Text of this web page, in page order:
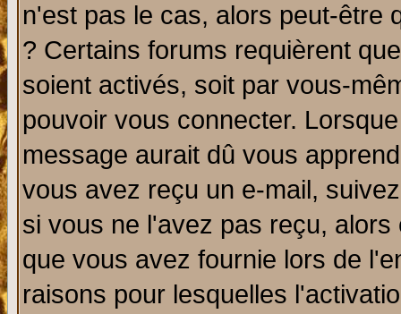
n'est pas le cas, alors peut-être
? Certains forums requièrent
soient activés, soit par vous-
pouvoir vous connecter.
message aurait dû vous
vous avez reçu un e-mail,
si vous ne l'avez pas reçu,
que vous avez fournie lors de
raisons pour lesquelles